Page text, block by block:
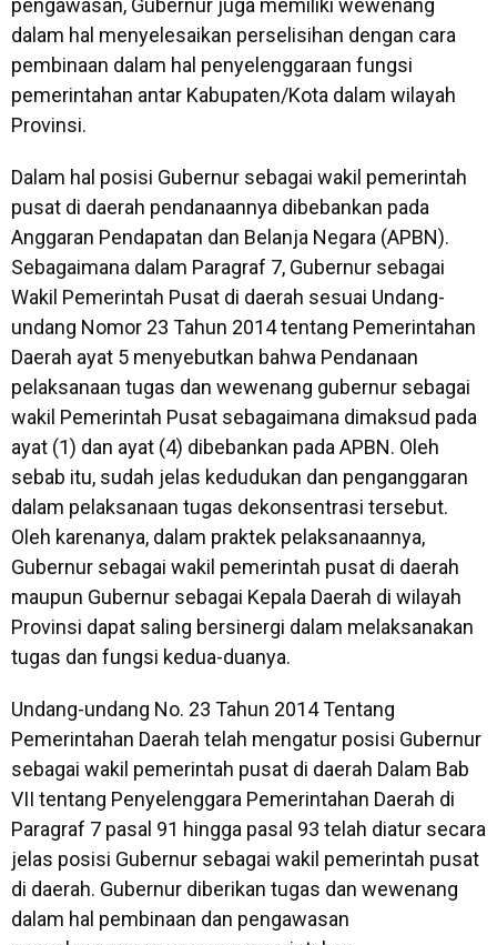
pengawasan, Gubernur juga memiliki wewenang
dalam hal menyelesaikan perselisihan dengan cara
pembinaan dalam hal penyelenggaraan fungsi
pemerintahan antar Kabupaten/Kota dalam wilayah
Provinsi.
Dalam hal posisi Gubernur sebagai wakil pemerintah
pusat di daerah pendanaannya dibebankan pada
Anggaran Pendapatan dan Belanja Negara (APBN).
Sebagaimana dalam Paragraf 7, Gubernur sebagai
Wakil Pemerintah Pusat di daerah sesuai Undang-
undang Nomor 23 Tahun 2014 tentang Pemerintahan
Daerah ayat 5 menyebutkan bahwa Pendanaan
pelaksanaan tugas dan wewenang gubernur sebagai
wakil Pemerintah Pusat sebagaimana dimaksud pada
ayat (1) dan ayat (4) dibebankan pada APBN. Oleh
sebab itu, sudah jelas kedudukan dan penganggaran
dalam pelaksanaan tugas dekonsentrasi tersebut.
Oleh karenanya, dalam praktek pelaksanaannya,
Gubernur sebagai wakil pemerintah pusat di daerah
maupun Gubernur sebagai Kepala Daerah di wilayah
Provinsi dapat saling bersinergi dalam melaksanakan
tugas dan fungsi kedua-duanya.
Undang-undang No. 23 Tahun 2014 Tentang
Pemerintahan Daerah telah mengatur posisi Gubernur
sebagai wakil pemerintah pusat di daerah Dalam Bab
VII tentang Penyelenggara Pemerintahan Daerah di
Paragraf 7 pasal 91 hingga pasal 93 telah diatur secara
jelas posisi Gubernur sebagai wakil pemerintah pusat
di daerah. Gubernur diberikan tugas dan wewenang
dalam hal pembinaan dan pengawasan